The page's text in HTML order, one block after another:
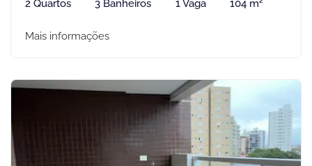
2 Quartos 3 Banheiros 1 Vaga 104 m²
Mais informações